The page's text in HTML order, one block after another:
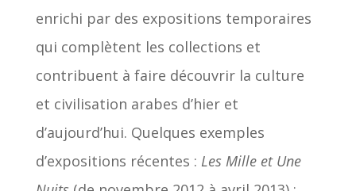
enrichi par des expositions temporaires
qui complètent les collections et
contribuent à faire découvrir la culture
et civilisation arabes d’hier et
d’aujourd’hui. Quelques exemples
d’expositions récentes : Les Mille et Une